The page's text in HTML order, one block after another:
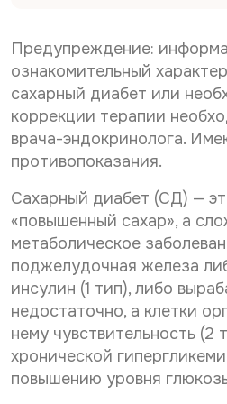
Предупреждение:
ознакомительный
сахарный диабет или
коррекции терапии
врача-эндокринолога.
противопоказания.
Сахарный диабет (СД) —
«повышенный сахар», а
метаболическое
поджелудочная железа
инсулин (1 тип), либо
недостаточно, а клетки
нему чувствительность (2
хронической
повышению уровня
С
о
л
а
с
и
е
н
а
о
б
а
б
о
к
у
п
Даю согласие на
данных
С
о
г
л
а
и
е
н
р
а
с
ы
л
к
Даю согласие на
рассылки
г
л
а
с
и
е
н
а
о
б
р
а
б
о
т
к
у
п
е
р
Телефон*
E-mail*
Дата выдачи направления*
Наименование направившего
ФИО направившего врача,